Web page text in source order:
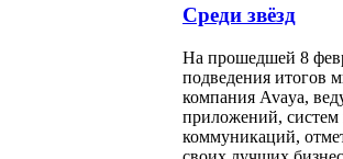
Среди звёзд
На прошедшей 8
подведения итогов
компания Avaya,
приложений, систем
коммуникаций,